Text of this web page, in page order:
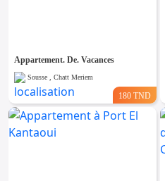
Appartement. De. Vacances
Sousse , Chatt Meriem
180 TND